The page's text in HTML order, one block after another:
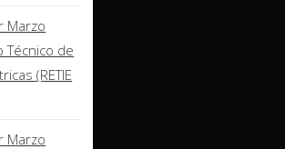
Marzo
Técnico de
(RETIE
Marzo